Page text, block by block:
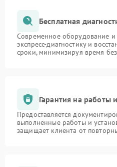
Бесплатная
Современное оборудование и
экспресс-диагностику и
сроки, минимизируя время без
Гарантия на работы
Предоставляется
выполненные работы и
защищает клиента от